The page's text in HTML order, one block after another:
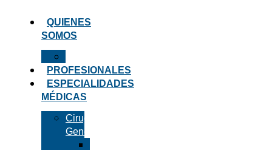
QUIENES
SOMOS
PROFESIONALES
ESPECIALIDADES
MÉDICAS
Cirugía
General